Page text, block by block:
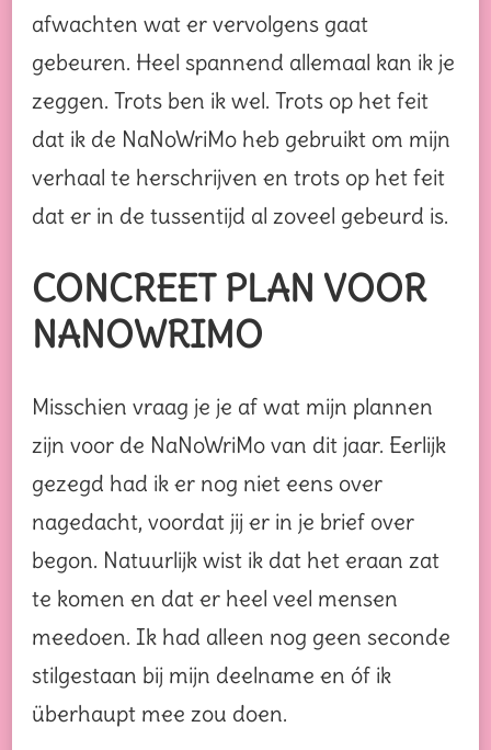
afwachten wat er vervolgens gaat
gebeuren. Heel spannend allemaal kan ik je
zeggen. Trots ben ik wel. Trots op het feit
dat ik de NaNoWriMo heb gebruikt om mijn
verhaal te herschrijven en trots op het feit
dat er in de tussentijd al zoveel gebeurd is.
CONCREET PLAN VOOR
NANOWRIMO
Misschien vraag je je af wat mijn plannen
zijn voor de NaNoWriMo van dit jaar. Eerlijk
gezegd had ik er nog niet eens over
nagedacht, voordat jij er in je brief over
begon. Natuurlijk wist ik dat het eraan zat
te komen en dat er heel veel mensen
meedoen. Ik had alleen nog geen seconde
stilgestaan bij mijn deelname en óf ik
überhaupt mee zou doen.